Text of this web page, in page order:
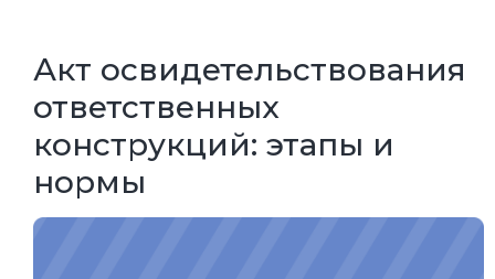
Акт освидетельствования
ответственных
конструкций: этапы и
нормы